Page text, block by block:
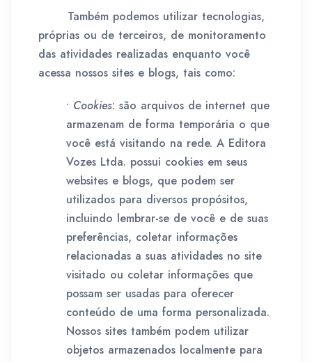
Também podemos utilizar tecnologias,
próprias ou de terceiros, de monitoramento
das atividades realizadas enquanto você
acessa nossos sites e blogs, tais como:
• Cookies: são arquivos de internet que
armazenam de forma temporária o que
você está visitando na rede. A Editora
Vozes Ltda. possui cookies em seus
websites e blogs, que podem ser
utilizados para diversos propósitos,
incluindo lembrar-se de você e de suas
preferências, coletar informações
relacionadas a suas atividades no site
visitado ou coletar informações que
possam ser usadas para oferecer
conteúdo de uma forma personalizada.
Nossos sites também podem utilizar
objetos armazenados localmente para